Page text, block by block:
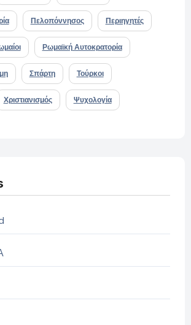
Πελοπόννησος Περιηγητές
Ρωμαϊκή Αυτοκρατορία
Σπάρτη Τούρκοι
Χριστιανισμός Ψυχολογία